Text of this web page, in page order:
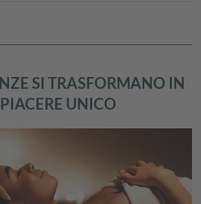
SI TRASFORMANO IN
UNICO